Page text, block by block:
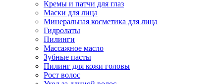
Кремы и патчи для глаз
Маски для лица
Минеральная косметика для лица
Гидролаты
Пилинги
Массажное масло
Зубные пасты
Пилинг для кожи головы
Рост волос